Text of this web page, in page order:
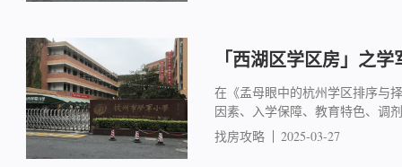
「西湖区学区房」之
在《孟母眼中的杭州学区排序与
因素、入学保障、教育特色、调
找房攻略
2025-03-27